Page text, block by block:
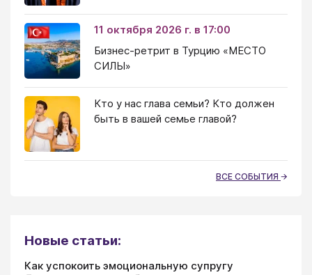
11 октября 2026 г. в 17:00
Бизнес-ретрит в Турцию «МЕСТО
СИЛЫ»
Кто у нас глава семьи? Кто должен
быть в вашей семье главой?
ВСЕ СОБЫТИЯ
Новые статьи:
Как успокоить эмоциональную супругу